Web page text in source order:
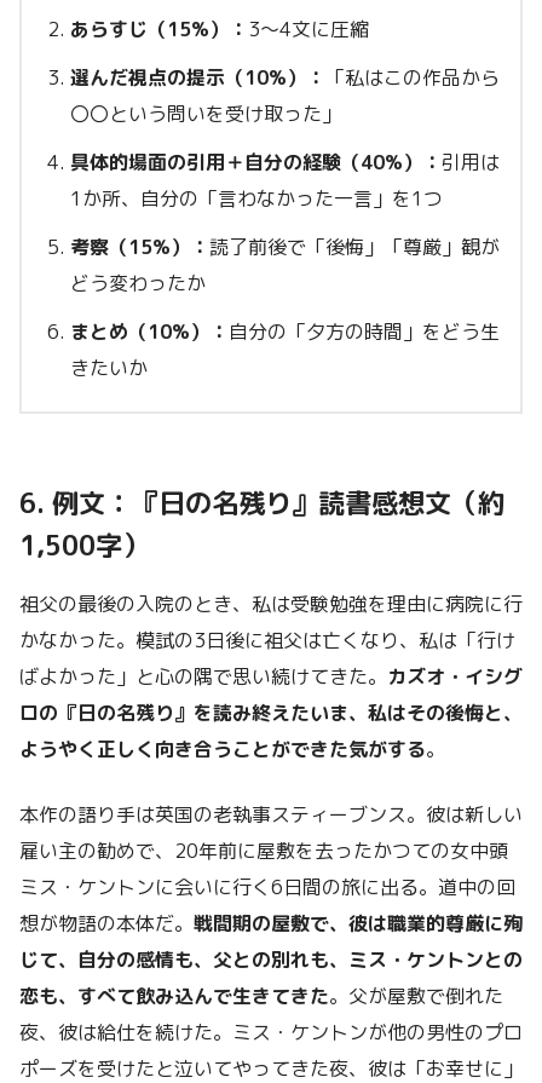
あらすじ（15%）： 3〜4文に圧縮
選んだ視点の提示（10%）：
「私はこの作品から
〇〇という問いを受け取った」
具体的場面の引用＋自分の経験（40%）： 引用は
1か所、自分の「言わなかった一言」を1つ
考察（15%）： 読了前後で「後悔」「尊厳」観が
どう変わったか
まとめ（10%）： 自分の「夕方の時間」をどう生
きたいか
6. 例文：『日の名残り』読書感想文（約
1,500字）
祖父の最後の入院のとき、私は受験勉強を理由に病院に行
かなかった。模試の3日後に祖父は亡くなり、私は「行け
ばよかった」と心の隅で思い続けてきた。 カズオ・イシグ
ロの『日の名残り』を読み終えたいま、私はその後悔と、
ようやく正しく向き合うことができた気がする。
本作の語り手は英国の老執事スティーブンス。彼は新しい
雇い主の勧めで、20年前に屋敷を去ったかつての女中頭
ミス・ケントンに会いに行く6日間の旅に出る。道中の回
想が物語の本体だ。 戦間期の屋敷で、彼は職業的尊厳に殉
じて、自分の感情も、父との別れも、ミス・ケントンとの
恋も、すべて飲み込んで生きてきた。父が屋敷で倒れた
夜、彼は給仕を続けた。ミス・ケントンが他の男性のプロ
ポーズを受けたと泣いてやってきた夜、彼は「お幸せに」